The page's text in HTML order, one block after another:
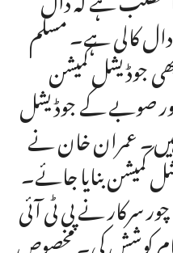
دال کالی ہے۔ مسلم
جوڈیشل کمیشن
صوبے کے جوڈیشل
ہیں۔ عمران خان نے
کمیشن بنایا جائے۔
سرکار نے پی ٹی آئی
کوشش کی۔ مخصوص